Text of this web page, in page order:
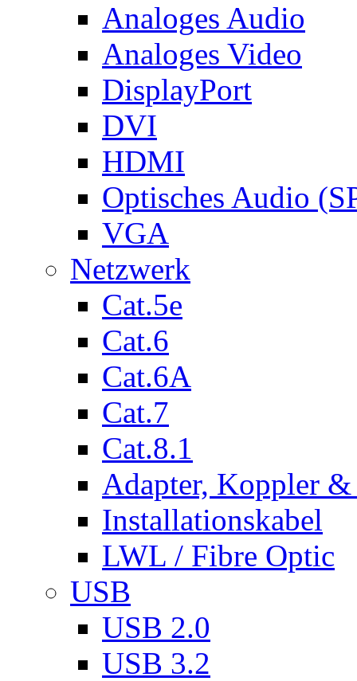
Analoges Audio
Analoges Video
DisplayPort
DVI
HDMI
Optisches Audio
VGA
Netzwerk
Cat.5e
Cat.6
Cat.6A
Cat.7
Cat.8.1
Adapter, Koppler &
Installationskabel
LWL / Fibre Optic
USB
USB 2.0
USB 3.2